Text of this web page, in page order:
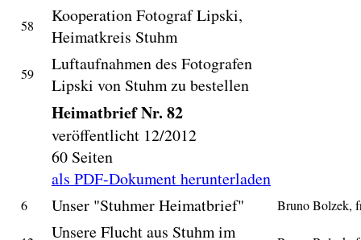
58
Kooperation Fotograf Lipski,
Heimatkreis Stuhm
59
Luftaufnahmen des Fotografen
Lipski von Stuhm zu bestellen
Heimatbrief Nr. 82
veröffentlicht 12/2012
60 Seiten
als PDF-Dokument herunterladen
6 Unser "Stuhmer Heimatbrief" Bruno Bolzek,
Unsere Flucht aus Stuhm im